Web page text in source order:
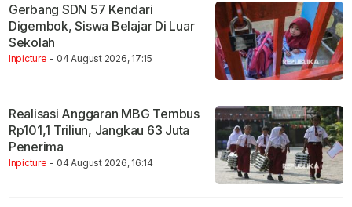
Gerbang SDN 57 Kendari
Digembok, Siswa Belajar Di Luar
Sekolah
Inpicture - 04 August 2026, 17:15
Realisasi Anggaran MBG Tembus
Rp101,1 Triliun, Jangkau 63 Juta
Penerima
Inpicture - 04 August 2026, 16:14